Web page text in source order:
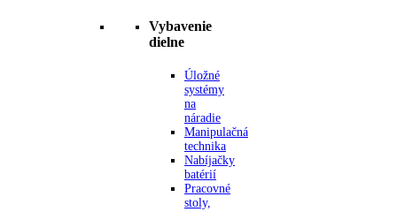
Vybavenie
dielne
Úložné
systémy
na
náradie
Manipulačná
technika
Nabíjačky
batérií
Pracovné
stoly,